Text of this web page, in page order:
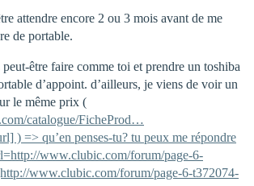
attendre encore 2 ou 3 mois avant de me
de portable.
être faire comme toi et prendre un toshiba
d’appoint. d’ailleurs, je viens de voir un
le même prix (
catalogue/FicheProd…
) => qu’en penses-tu? tu peux me répondre
www.clubic.com/forum/page-6-
www.clubic.com/forum/page-6-t372074-